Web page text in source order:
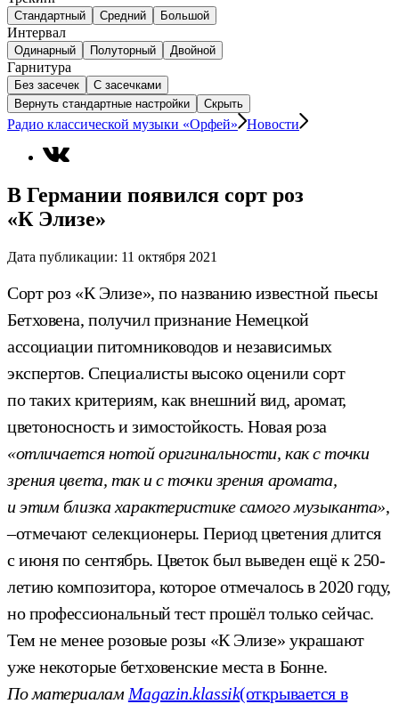
Стандартный Средний Большой
Интервал
Одинарный Полуторный Двойной
Гарнитура
Без засечек
С засечками
Вернуть стандартные настройки
Скрыть
Радио классической музыки «Орфей» Новости
В Германии появился сорт роз
«К Элизе»
Дата публикации: 11 октября 2021
Сорт роз «К Элизе», по названию известной пьесы
Бетховена, получил признание Немецкой
ассоциации питомниководов и независимых
экспертов. Специалисты высоко оценили сорт
по таких критериям, как внешний вид, аромат,
цветоносность и зимостойкость. Новая роза
«отличается нотой оригинальности, как с точки
зрения цвета, так и с точки зрения аромата,
и этим близка характеристике самого музыканта»,
–отмечают селекционеры. Период цветения длится
с июня по сентябрь. Цветок был выведен ещё к 250-
летию композитора, которое отмечалось в 2020 году,
но профессиональный тест прошёл только сейчас.
Тем не менее розовые розы «К Элизе» украшают
уже некоторые бетховенские места в Бонне.
По материалам Magazin.klassik(открывается в